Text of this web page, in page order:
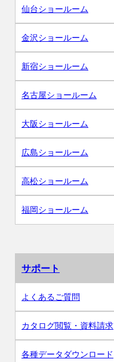
仙台ショールーム
金沢ショールーム
新宿ショールーム
名古屋ショールーム
大阪ショールーム
広島ショールーム
高松ショールーム
福岡ショールーム
サポート
よくあるご質問
カタログ閲覧・資料請求
各種データダウンロード